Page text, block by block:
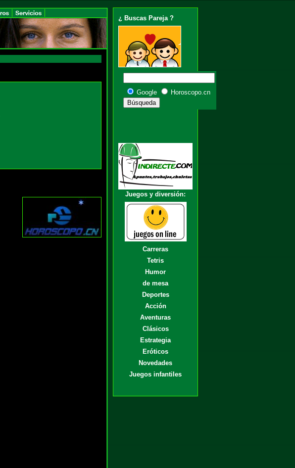
¿ Buscas Pareja ?
Google Horoscopo.cn
Juegos y diversión:
Carreras
Tetris
Humor
de mesa
Deportes
Acción
Aventuras
Clásicos
Estrategia
Eróticos
Novedades
Juegos infantiles